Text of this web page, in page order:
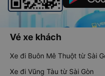
Vé xe khách
Xe đi Buôn Mê Thuột từ Sài
Xe đi Vũng Tàu từ Sài Gòn